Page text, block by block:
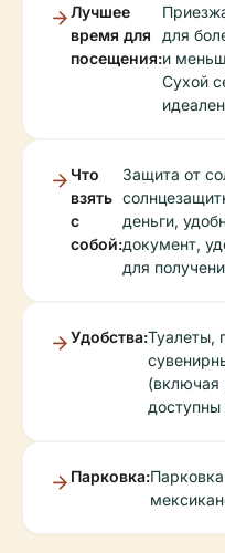
Лучшее
время для
посещения:
для
и
Сухой
Что
взять
с
собой:
Защита от
деньги,
документ,
для
Удобства:Туалеты,
(включая
Парковка: